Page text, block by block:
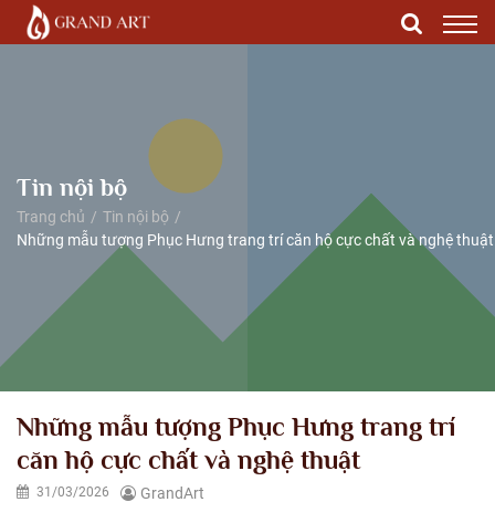
Tin nội bộ
Trang chủ
Tin nội bộ
Những mẫu tượng Phục Hưng trang trí căn hộ cực chất và nghệ thuật
Những mẫu tượng Phục Hưng trang trí
căn hộ cực chất và nghệ thuật
31/03/2026 GrandArt